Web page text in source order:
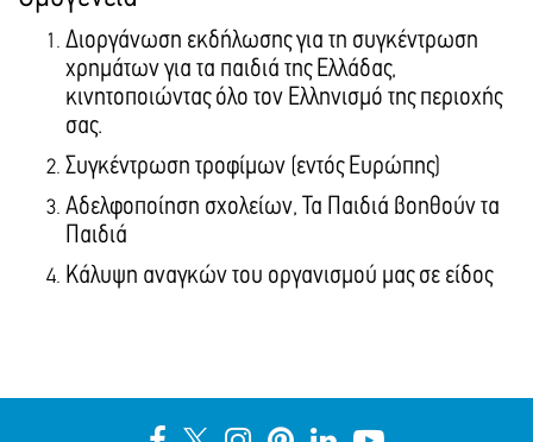
Διοργάνωση εκδήλωσης για τη συγκέντρωση
χρημάτων για τα παιδιά της Ελλάδας,
κινητοποιώντας όλο τον Ελληνισμό της περιοχής
σας.
Συγκέντρωση τροφίμων (εντός Ευρώπης)
Αδελφοποίηση σχολείων, Τα Παιδιά βοηθούν τα
Παιδιά
Κάλυψη αναγκών του οργανισμού μας σε είδος